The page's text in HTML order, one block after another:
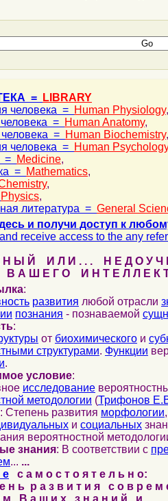
=
LIBRARY
человека = Human Physiology,
= Human Anatomy,
= Human Biochemistry,
человека = Human Psychology
= Medicine,
= Mathematics,
,
Physics,
литература = General
и получи доступ к
receive access to the any
Ы Й И Л И . . . Н Е Д О У Ч
А Ш Е Г О И Н Т Е Л Л Е К
:
развития любой отрасли
познания - познаваемой
:
от биохимического и
структурами. Функции
.
условие:
исследование
методологии (Трифонов
: Степень развития морфологии,
и социальных
вероятностной
знания: В соответствии с
... ...
е с а м о с т о я т е л ь н о:
н ь р а з в и т и я с о в р е м
В а ш и х з н а н и й и